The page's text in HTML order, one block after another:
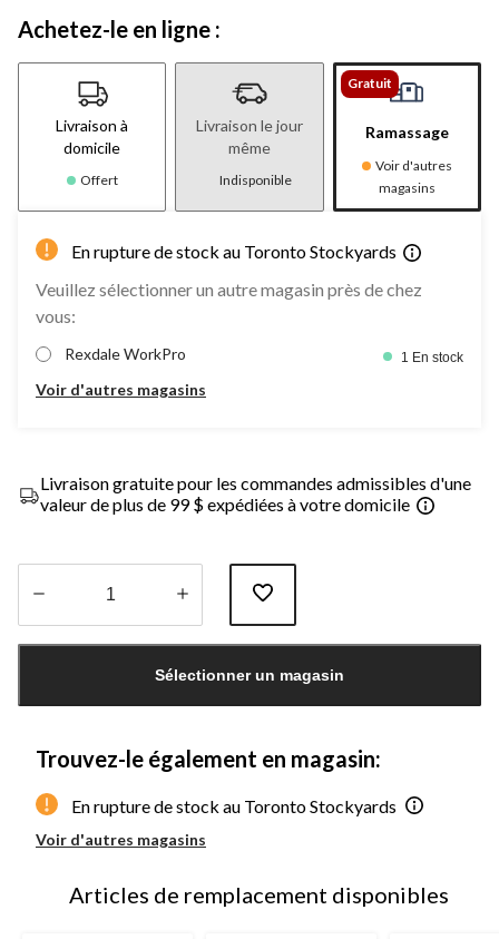
Achetez-le en ligne :
Livraison à
domicile
Offert
Livraison le jour
même
Indisponible
Gratuit
Ramassage
Voir d'autres
magasins
En rupture de stock au Toronto Stockyards
Veuillez sélectionner un autre magasin près de chez
vous:
Rexdale WorkPro 1 En stock
Voir d'autres magasins
Livraison gratuite pour les commandes admissibles d'une
valeur de plus de 99 $ expédiées à votre domicile
Sélectionner un magasin
Trouvez-le également en magasin:
En rupture de stock au Toronto Stockyards
Voir d'autres magasins
Articles de remplacement disponibles